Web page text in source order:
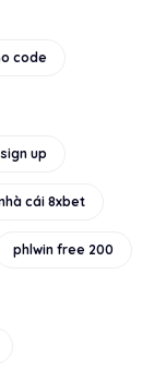
code
up
cái 8xbet
phlwin free 200